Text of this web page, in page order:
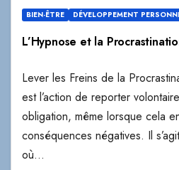
BIEN-ÊTRE DÉVELOPPEMENT
L’Hypnose et la
Lever les Freins de la
est l’action de reporter
obligation, même lorsque cela
conséquences négatives. Il
où…